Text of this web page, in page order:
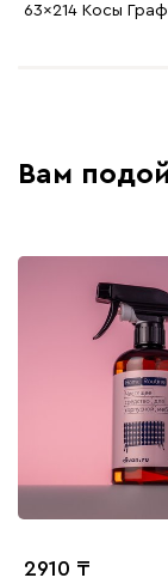
63x214 Косы
Вам
2910